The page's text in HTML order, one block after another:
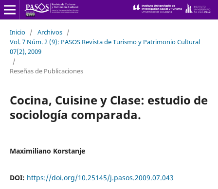
Inicio / Archivos /
Vol. 7 Núm. 2 (9): PASOS Revista de Turismo y Patrimonio Cultural
07(2), 2009
/
Reseñas de Publicaciones
Cocina, Cuisine y Clase: estudio de
sociología comparada.
Maximiliano Korstanje
DOI: https://doi.org/10.25145/j.pasos.2009.07.043